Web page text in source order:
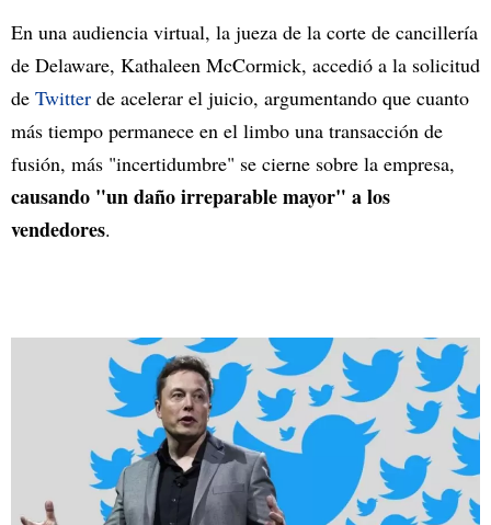
En una audiencia virtual, la jueza de la corte de cancillería
de Delaware, Kathaleen McCormick, accedió a la solicitud
de Twitter de acelerar el juicio, argumentando que cuanto
más tiempo permanece en el limbo una transacción de
fusión, más "incertidumbre" se cierne sobre la empresa,
causando "un daño irreparable mayor" a los
vendedores.